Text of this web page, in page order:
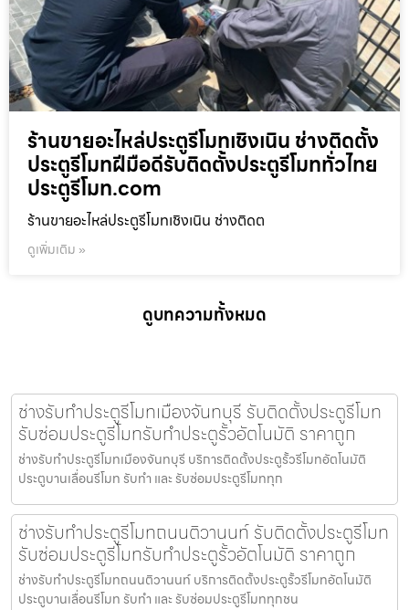
ร้านขายอะไหล่ประตูรีโมทเชิงเนิน ช่างติดตั้ง
ประตูรีโมทฝีมือดีรับติดตั้งประตูรีโมททั่วไทย
ประตูรีโมท.com
ร้านขายอะไหล่ประตูรีโมทเชิงเนิน ช่างติดต
ดูเพิ่มเติม »
ดูบทความทั้งหมด
ช่างรับทำประตูรีโมทเมืองจันทบุรี รับติดตั้งประตูรีโมท
รับซ่อมประตูรีโมทรับทำประตูรั้วอัตโนมัติ ราคาถูก
ช่างรับทำประตูรีโมทเมืองจันทบุรี บริการติดตั้งประตูรั้วรีโมทอัตโนมัติ
ประตูบานเลื่อนรีโมท รับทำ และ รับซ่อมประตูรีโมททุก
ช่างรับทำประตูรีโมทถนนติวานนท์ รับติดตั้งประตูรีโมท
รับซ่อมประตูรีโมทรับทำประตูรั้วอัตโนมัติ ราคาถูก
ช่างรับทำประตูรีโมทถนนติวานนท์ บริการติดตั้งประตูรั้วรีโมทอัตโนมัติ
ประตูบานเลื่อนรีโมท รับทำ และ รับซ่อมประตูรีโมททุกชน